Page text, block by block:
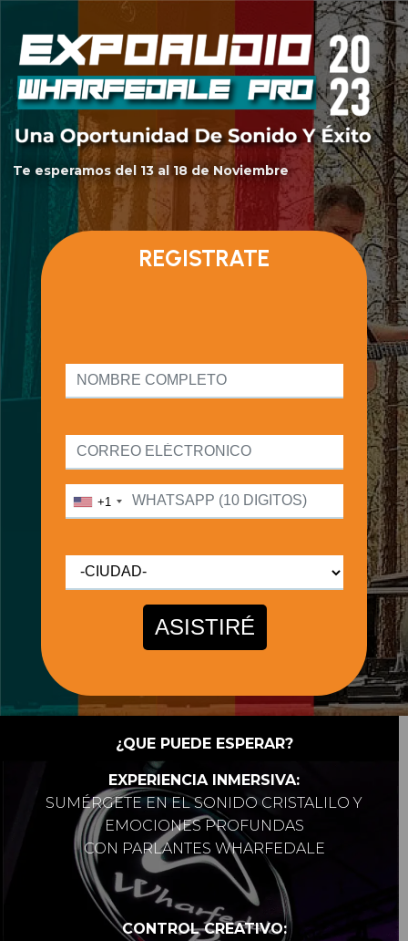
Te esperamos del 13 al 18 de Noviembre
REGISTRATE
¿QUE PUEDE ESPERAR?
EXPERIENCIA INMERSIVA:
SUMÉRGETE EN EL SONIDO CRISTALILO Y
EMOCIONES PROFUNDAS
CON PARLANTES WHARFEDALE
CONTROL CREATIVO: